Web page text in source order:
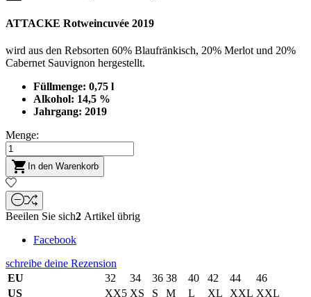
ATTACKE Rotweincuvée 2019
wird aus den Rebsorten 60% Blaufränkisch, 20% Merlot und 20%
Cabernet Sauvignon hergestellt.
Füllmenge: 0,75 l
Alkohol: 14,5 %
Jahrgang: 2019
Menge:
 In den Warenkorb
Beeilen Sie sich2 Artikel übrig
Facebook
schreibe deine Rezension
EU
32 34 36 38 40 42 44
46
US
XX5 XS S M L XL XXL XXL